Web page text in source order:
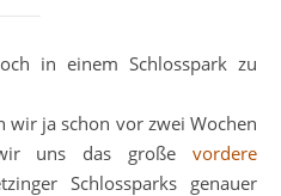
ja schon vor zwei Wochen
uns das große vordere
Schlossparks genauer